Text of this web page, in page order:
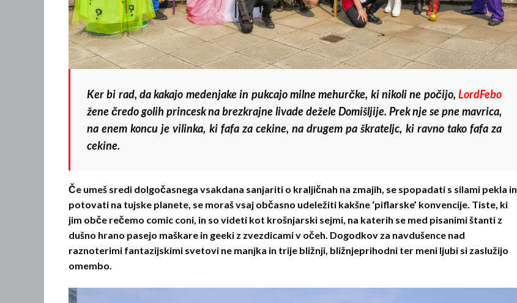
Ker bi rad, da kakajo medenjake in pukcajo milne mehurčke, ki nikoli ne počijo, LordFebo
žene čredo golih princesk na brezkrajne livade dežele Domišljije. Prek nje se pne mavrica,
na enem koncu je vilinka, ki fafa za cekine, na drugem pa škrateljc, ki ravno tako fafa za
cekine.
Če umeš sredi dolgočasnega vsakdana sanjariti o kraljičnah na zmajih, se spopadati s silami pekla in
potovati na tujske planete, se moraš vsaj občasno udeležiti kakšne ‘piflarske’ konvencije. Tiste, ki
jim obče rečemo comic coni, in so videti kot krošnjarski sejmi, na katerih se med pisanimi štanti z
dušno hrano pasejo maškare in geeki z zvezdicami v očeh. Dogodkov za navdušence nad
raznoterimi fantazijskimi svetovi ne manjka in trije bližnji, bližnjeprihodni ter meni ljubi si zaslužijo
omembo.